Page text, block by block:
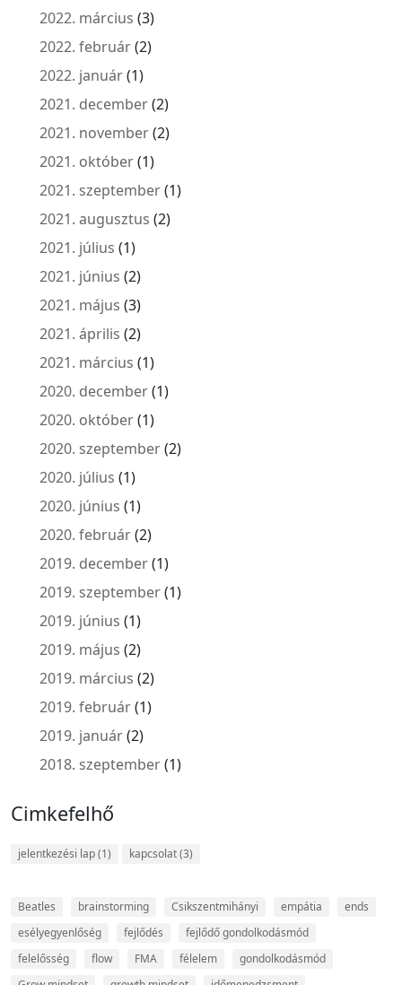
2022. március (3)
2022. február(2)
2022. január(1)
2021. december(2)
2021. november(2)
2021. október(1)
2021. szeptember(1)
2021. augusztus (2)
2021. július (1)
2021. június (2)
2021. május (3)
2021. április (2)
2021. március (1)
2020. december(1)
2020. október(1)
2020. szeptember(2)
2020. július (1)
2020. június (1)
2020. február(2)
2019. december(1)
2019. szeptember(1)
2019. június (1)
2019. május (2)
2019. március (2)
2019. február(1)
2019. január(2)
2018. szeptember(1)
Cimkefelhő
jelentkezési lap(1) kapcsolat(3)
Beatles brainstorming Csikszentmihányi empátia
ends
esélyegyenlőség
fejlődés
fejlődő gondolkodásmód
felelősség
flow FMA félelem
gondolkodásmód